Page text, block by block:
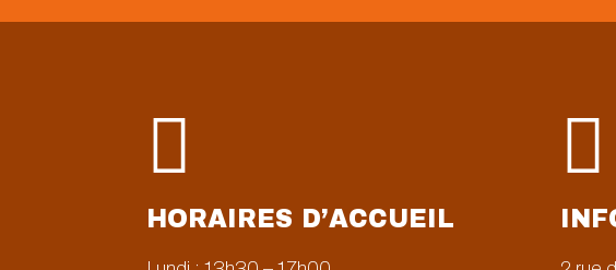

HORAIRES D’ACCUEIL
